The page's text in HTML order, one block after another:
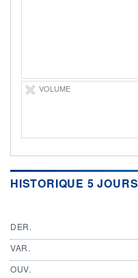
VOLUME
HISTORIQUE 5 JOURS
DER.
VAR.
OUV.